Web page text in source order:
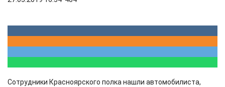
Сотрудники Красноярского полка нашли автомобилиста,